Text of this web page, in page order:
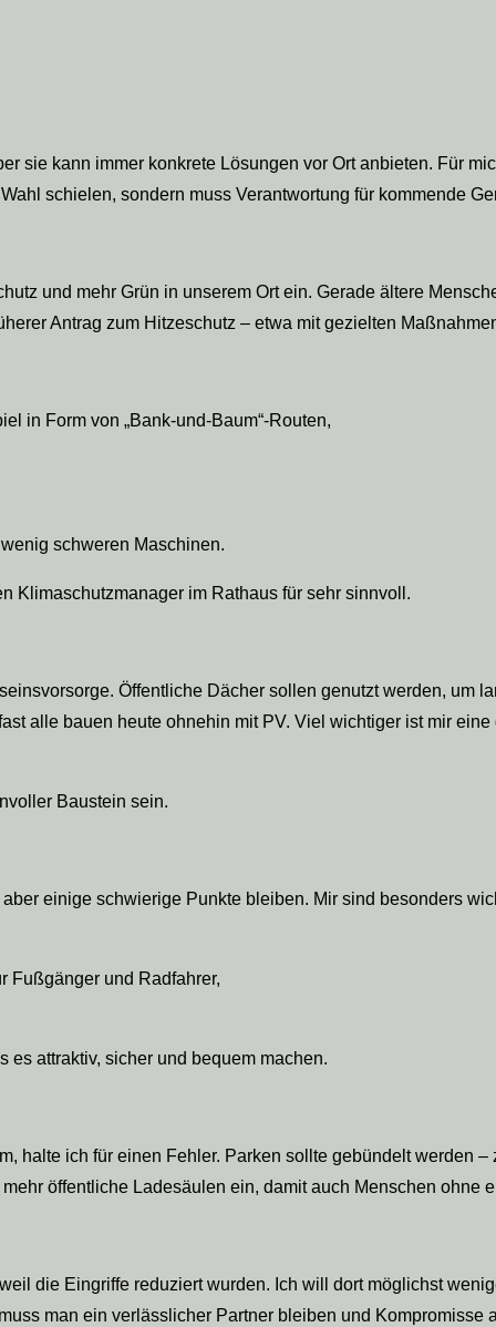
sie kann immer konkrete Lösungen vor Ort anbieten. Für
schielen, sondern muss Verantwortung für kommende
und mehr Grün in unserem Ort ein. Gerade ältere
Antrag zum Hitzeschutz – etwa mit gezielten
in Form von „Bank-und-Baum“-Routen,
schweren Maschinen.
Klimaschutzmanager im Rathaus für sehr sinnvoll.
Öffentliche Dächer sollen genutzt werden, um
alle bauen heute ohnehin mit PV. Viel wichtiger ist mir
Baustein sein.
einige schwierige Punkte bleiben. Mir sind besonders
Fußgänger und Radfahrer,
es attraktiv, sicher und bequem machen.
halte ich für einen Fehler. Parken sollte gebündelt werden
öffentliche Ladesäulen ein, damit auch Menschen ohne
die Eingriffe reduziert wurden. Ich will dort möglichst
man ein verlässlicher Partner bleiben und Kompromisse